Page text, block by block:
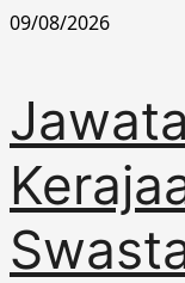
Skip
09/08/2026